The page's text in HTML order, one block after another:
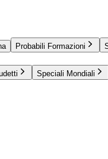
Probabili Formazioni
Speciali Mondiali